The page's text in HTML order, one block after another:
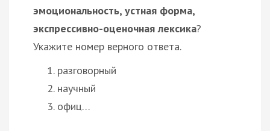
эмоциональность, устная форма,
экспрессивно-оценочная лексика?
Укажите номер верного ответа.
разговорный
научный
офиц…